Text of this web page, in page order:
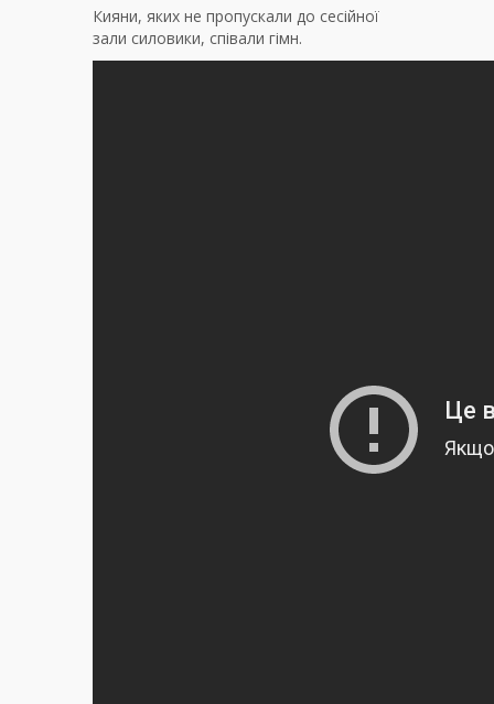
Кияни, яких не пропускали до сесійної
зали силовики, співали гімн.